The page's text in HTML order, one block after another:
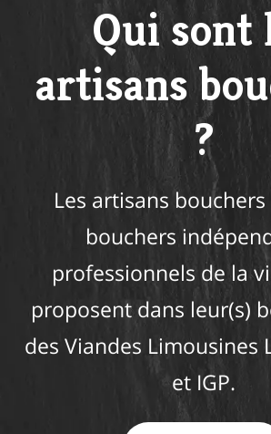
Qui sont
artisans
?
Les artisans
bouchers
professionnels de la
proposent dans leur(s)
des Viandes Limousines
et IGP.